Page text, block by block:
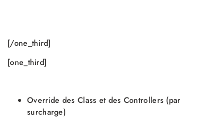
[/one_third]
[one_third]
Override des Class et des Controllers (par
surcharge)